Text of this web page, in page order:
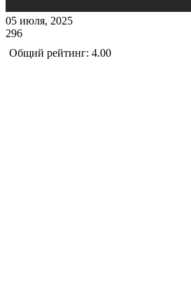
05 июля, 2025
296
Общий рейтинг: 4.00